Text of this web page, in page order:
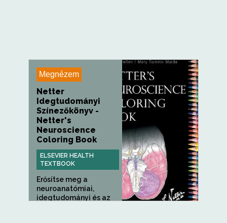
Megnézem
Netter
Idegtudományi
Színezőkönyv -
Netter's
Neuroscience
Coloring Book
ELSEVIER HEALTH
TEXTBOOK
Erősítse meg a
neuroanatómiai,
idegtudományi és az